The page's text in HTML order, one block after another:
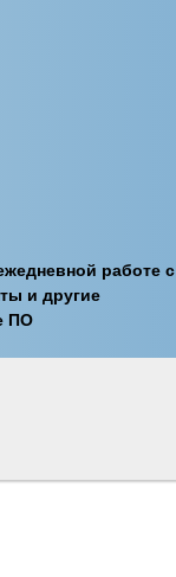
работе с
и другие
ПО